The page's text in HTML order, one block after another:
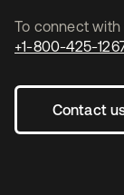
To connect
+1-800-425-
Contact